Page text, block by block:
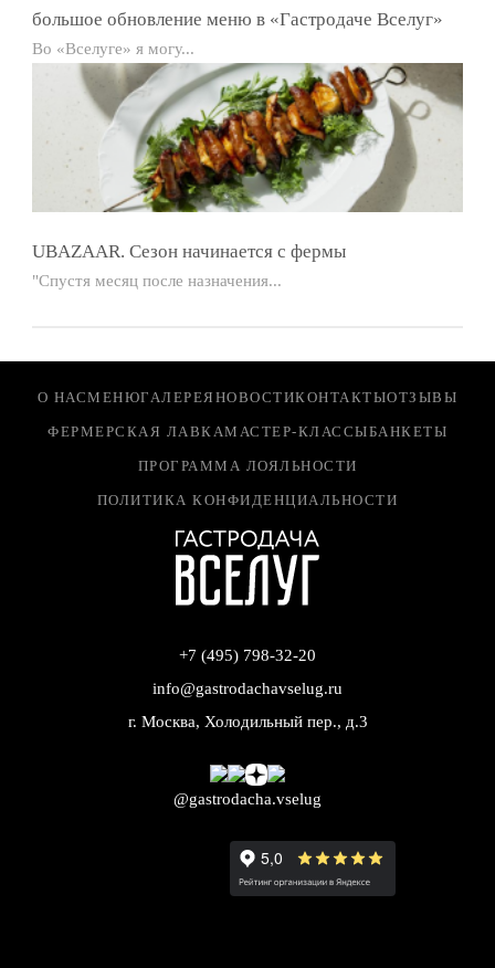
большое обновление меню в «Гастродаче Вселуг»
Во «Вселуге» я могу...
UBAZAAR. Сезон начинается с фермы
"Спустя месяц после назначения...
О НАСМЕНЮГАЛЕРЕЯ НОВОСТИКОНТАКТЫОТЗЫВЫ
ФЕРМЕРСКАЯ ЛАВКАМАСТЕР-КЛАССЫБАНКЕТЫ
ПРОГРАММА ЛОЯЛЬНОСТИ
ПОЛИТИКА КОНФИДЕНЦИАЛЬНОСТИ
+7 (495) 798-32-20
info@gastrodachavselug.ru
г. Москва, Холодильный пер., д.3
@gastrodacha.vselug